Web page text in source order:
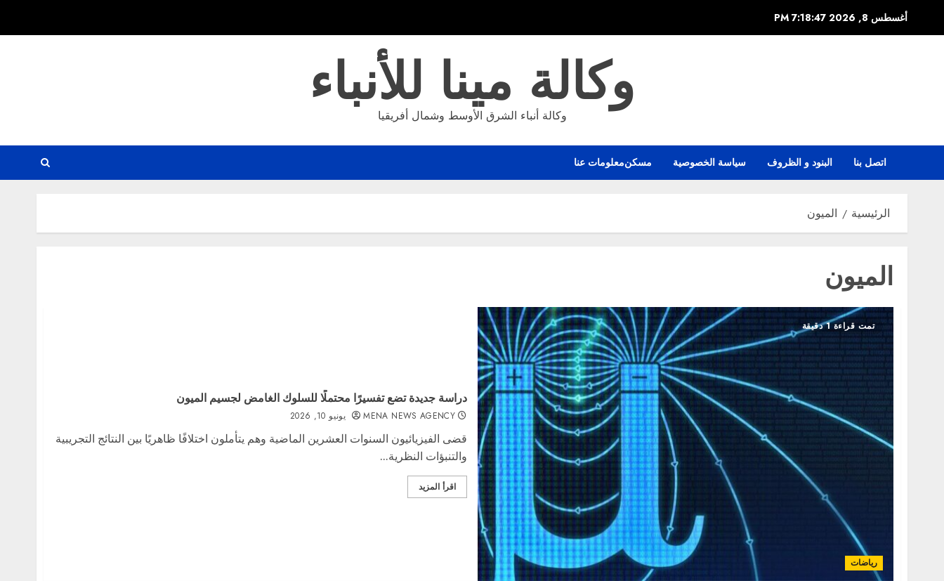
أغسطس 8, 2026 7:18:47 PM
وكالة مينا للأنباء
وكالة أنباء الشرق الأوسط وشمال أفريقيا
اتصل بنا البنود و الظروف سياسة الخصوصية مسكنمعلومات عنا
الرئيسية الميون
الميون
تمت قراءة 1 دقيقة
رياضات
دراسة جديدة تضع تفسيرًا محتملًا للسلوك الغامض لجسيم الميون
MENA NEWS AGENCY يونيو 10, 2026
قضى الفيزيائيون السنوات العشرين الماضية وهم يتأملون اختلافًا ظاهريًا بين النتائج التجريبية
والتنبؤات النظرية...
اقرأ المزيد